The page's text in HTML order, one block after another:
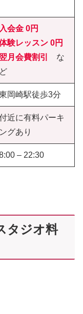
入会金 0円
験レッスン 0円
月会費割引
な
ど
岡崎駅徒歩3分
近に有料パーキ
ングあり
– 22:30
タジオ料